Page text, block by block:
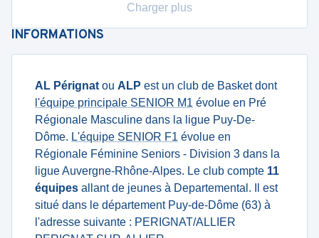
Charger plus
INFORMATIONS
AL Pérignat ou ALP est un club de Basket dont
l'équipe principale SENIOR M1 évolue en Pré
Régionale Masculine dans la ligue Puy-De-
Dôme. L'équipe SENIOR F1 évolue en
Régionale Féminine Seniors - Division 3 dans la
ligue Auvergne-Rhône-Alpes. Le club compte 11
équipes allant de jeunes à Departemental. Il est
situé dans le département Puy-de-Dôme (63) à
l'adresse suivante : PERIGNAT/ALLIER